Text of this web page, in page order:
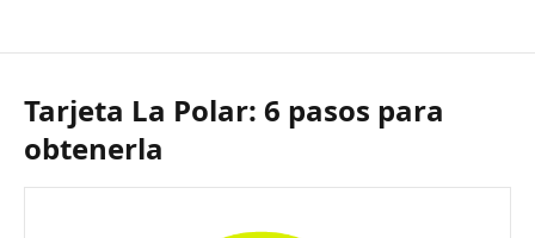
Tarjeta La Polar: 6 pasos para
obtenerla